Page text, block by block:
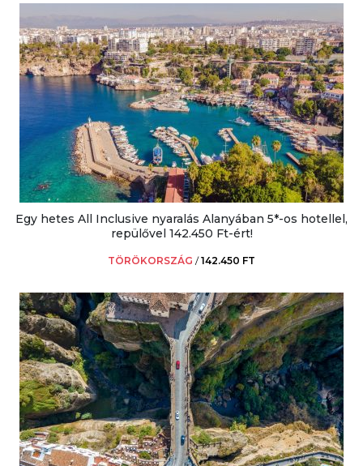
Egy hetes All Inclusive nyaralás Alanyában 5*-os hotellel,
repülővel 142.450 Ft-ért!
TÖRÖKORSZÁG /142.450 FT